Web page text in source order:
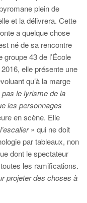
plein de
et la délivrera. Cette
a quelque chose
né de sa rencontre
43 de l’École
elle présente une
qu’à la marge
pas le lyrisme de la
les personnages
en scène. Elle
» qui ne doit
par tableaux, non
dont le spectateur
les ramifications.
projeter des choses à